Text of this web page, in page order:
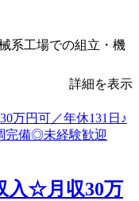
系工場での組立・機
詳細を表示
入☆月収30万